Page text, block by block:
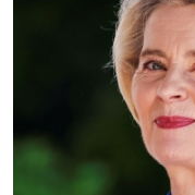
Văn hoá & Du lịch
Tin Văn hoá & Du lịch
Chát với người nổi tiếng
Câu chuyện Thể thao